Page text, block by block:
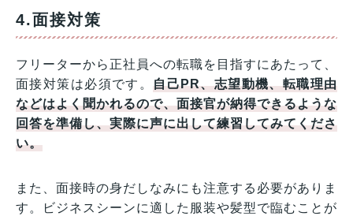
4.面接対策
フリーターから正社員への転職を目指すにあたって、
面接対策は必須です。自己PR、志望動機、転職理由
などはよく聞かれるので、面接官が納得できるような
回答を準備し、実際に声に出して練習してみてくださ
い。
また、面接時の身だしなみにも注意する必要がありま
す。ビジネスシーンに適した服装や髪型で臨むことが